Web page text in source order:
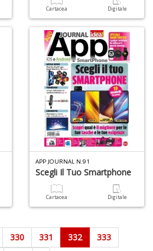
Cartacea Digitale
APP JOURNAL N.91
Scegli Il Tuo Smartphone
Cartacea Digitale
330 331 332
333